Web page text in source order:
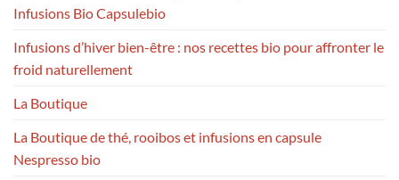
Infusions Bio Capsulebio
Infusions d’hiver bien-être : nos recettes bio pour affronter le
froid naturellement
La Boutique
La Boutique de thé, rooibos et infusions en capsule
Nespresso bio